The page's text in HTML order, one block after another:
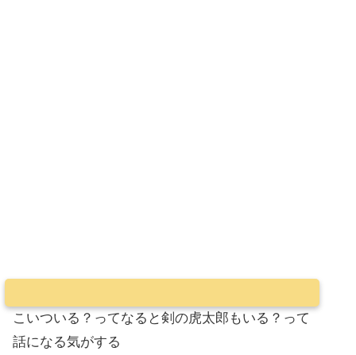
こいついる？ってなると剣の虎太郎もいる？って
話になる気がする